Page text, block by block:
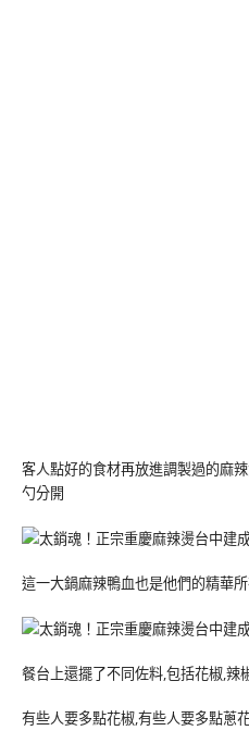
客人點好的食材再放進調製過的麻
勺分開
這一大鍋麻辣鴨血也是他們的精華
餐台上還擺了不同佐料,包括花椒,辣
有些人要多點花椒,有些人要多點蔥